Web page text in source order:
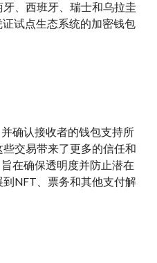
、西班牙、瑞士和乌拉圭
试点生态系统的加密钱包
确认接收者的钱包支持所
交易带来了更多的信任和
在确保透明度并防止潜在
NFT、票务和其他支付解